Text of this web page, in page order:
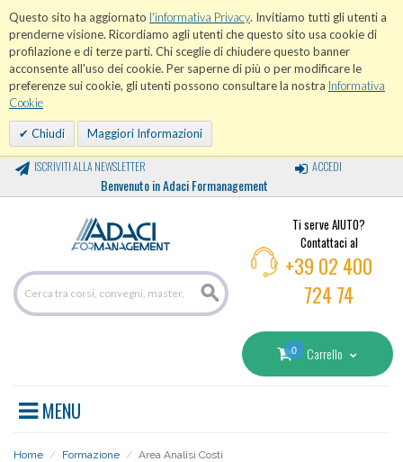
Questo sito ha aggiornato l'informativa Privacy. Invitiamo tutti gli utenti a
prenderne visione. Ricordiamo agli utenti che questo sito usa cookie di
profilazione e di terze parti. Chi sceglie di chiudere questo banner
acconsente all'uso dei cookie. Per saperne di più o per modificare le
preferenze sui cookie, gli utenti possono consultare la nostra Informativa
Cookie
Chiudi Maggiori Informazioni
ISCRIVITI ALLA NEWSLETTER
Benvenuto in Adaci Formanagement
ACCEDI
Ti serve AIUTO?
Contattaci al
+39 02 400
724 74
0 Carrello
MENU
Home / Formazione / Area Analisi Costi